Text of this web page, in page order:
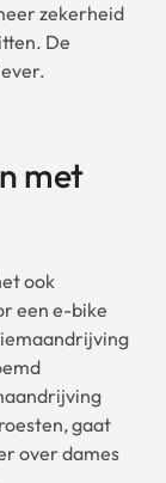
zekerheid
De
met
ook
een e-bike
gaat
over dames